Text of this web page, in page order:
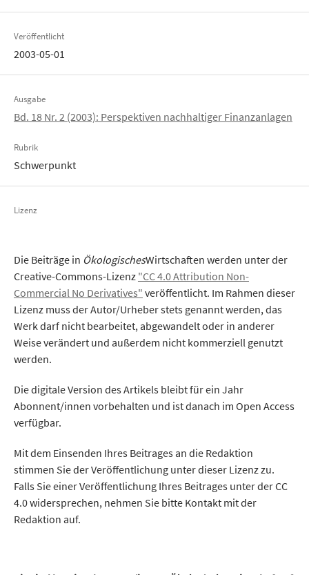
Veröffentlicht
2003-05-01
Ausgabe
Bd. 18 Nr. 2 (2003): Perspektiven nachhaltiger Finanzanlagen
Rubrik
Schwerpunkt
Lizenz
Die Beiträge in ÖkologischesWirtschaften werden unter der
Creative-Commons-Lizenz "CC 4.0 Attribution Non-
Commercial No Derivatives" veröffentlicht. Im Rahmen dieser
Lizenz muss der Autor/Urheber stets genannt werden, das
Werk darf nicht bearbeitet, abgewandelt oder in anderer
Weise verändert und außerdem nicht kommerziell genutzt
werden.
Die digitale Version des Artikels bleibt für ein Jahr
Abonnent/innen vorbehalten und ist danach im Open Access
verfügbar.
Mit dem Einsenden Ihres Beitrages an die Redaktion
stimmen Sie der Veröffentlichung unter dieser Lizenz zu.
Falls Sie einer Veröffentlichung Ihres Beitrages unter der CC
4.0 widersprechen, nehmen Sie bitte Kontakt mit der
Redaktion auf.